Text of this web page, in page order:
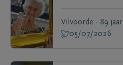
Vilvoorde - 89 jaar
05/07/2026